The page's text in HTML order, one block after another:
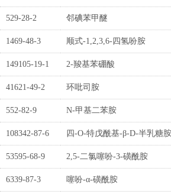
529-28-2 邻碘苯甲醚
1469-48-3 顺式-1,2,3,6-四氢吩胺
149105-19-1 2-羧基苯硼酸
41621-49-2 环吡司胺
552-82-9 N-甲基二苯胺
108342-87-6 四-O-特戊酰基-β-D-半乳糖胺
53595-68-9 2,5-二氯噻吩-3-磺酰胺
6339-87-3 噻吩-α-磺酰胺